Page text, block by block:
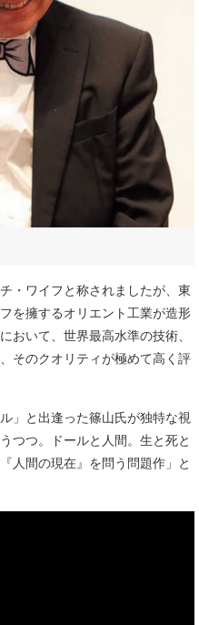
・ワイフと称されましたが、東
を擁するオリエント工業が造形
おいて、世界最高水準の技術、
そのクオリティが極めて高く評
」と出逢った篠山氏が独特な視
つつ。ドールと人間。生と死と
人間の現在』を問う問題作」と